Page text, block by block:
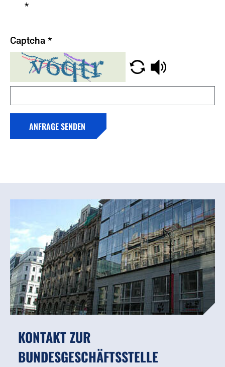
*
Captcha *
ANFRAGE SENDEN
KONTAKT ZUR
BUNDESGESCHÄFTSSTELLE